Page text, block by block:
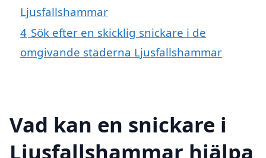
Ljusfallshammar
4 Sök efter en skicklig snickare i de
omgivande städerna Ljusfallshammar
Vad kan en snickare i
Ljusfallshammar hjälpa